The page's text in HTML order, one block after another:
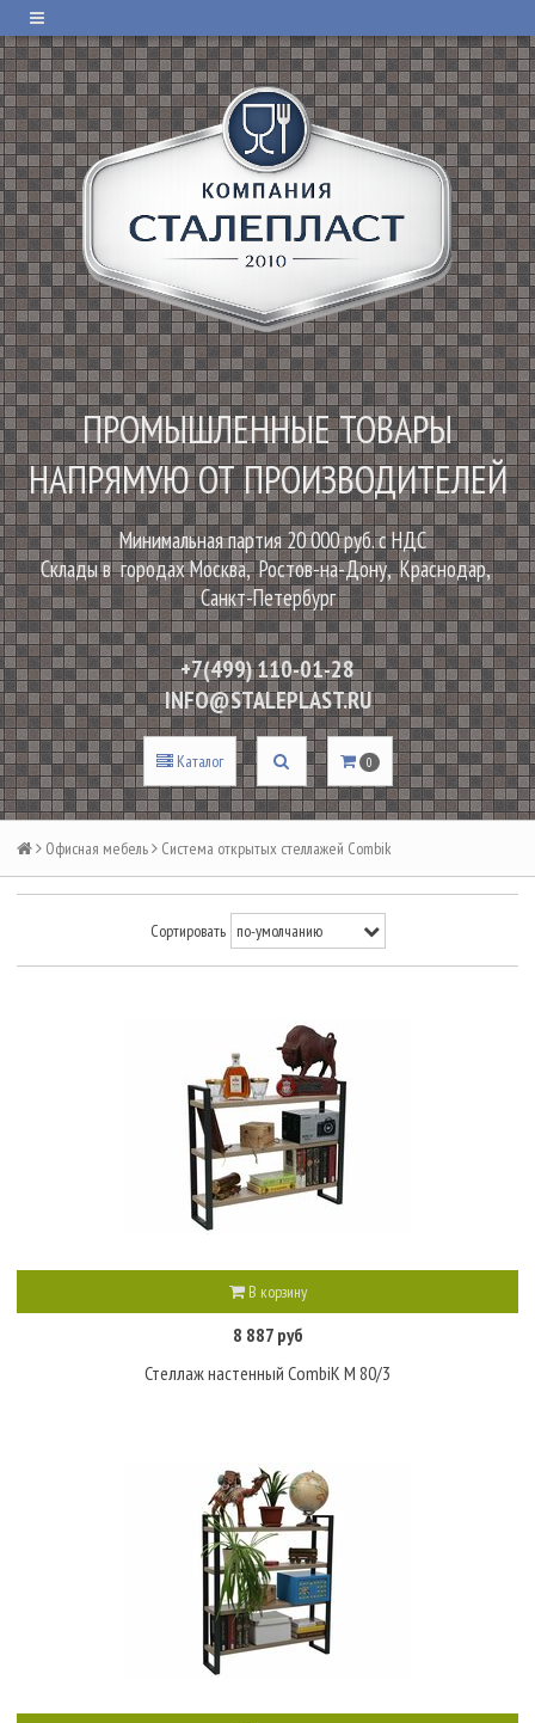
ПРОМЫШЛЕННЫЕ ТОВАРЫ
НАПРЯМУЮ ОТ ПРОИЗВОДИТЕЛЕЙ
Минимальная партия 20 000 руб. с НДС
Склады в городах Москва, Ростов-на-Дону, Краснодар,
Санкт-Петербург
+7(499) 110-01-28
INFO@STALEPLAST.RU
Каталог 0
Офисная мебель Система открытых стеллажей Combik
Сортировать
В корзину
8 887 руб
Стеллаж настенный CombiK M 80/3